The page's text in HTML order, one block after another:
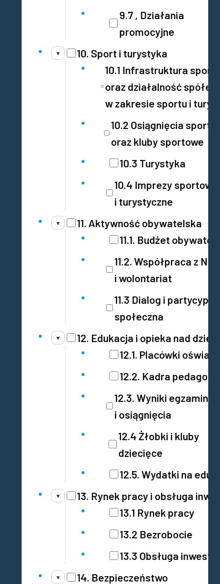
9.7 , Działania
promocyjne
▾
10. Sport i turystyka
10.1 Infrastruktura
oraz działalność spółek
w zakresie sportu i
10.2 Osiągnięcia
oraz kluby sportowe
10.3 Turystyka
10.4 Imprezy sportowe
i turystyczne
▾
11. Aktywność obywatelska
11.1. Budżet
11.2. Współpraca z NGO
i wolontariat
11.3 Dialog i
społeczna
▾
12. Edukacja i opieka nad
12.1. Placówki
12.2. Kadra
12.3. Wyniki
i osiągnięcia
12.4 Żłobki i kluby
dziecięce
12.5. Wydatki na
▾
13. Rynek pracy i obsługa
13.1 Rynek pracy
13.2 Bezrobocie
13.3 Obsługa
▾
14. Bezpieczeństwo